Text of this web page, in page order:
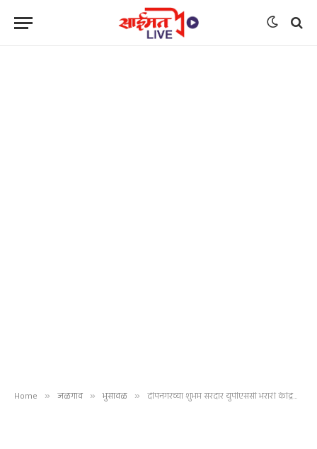
Home » जळगाव » भुसावळ » दीपनगरच्या शुभम सरदार युपीएससी भरारी केंद्रिय सुरक्षा सेवेच्या परिक्षेत अनुसूचित जाती मधून देशातून अव्वल